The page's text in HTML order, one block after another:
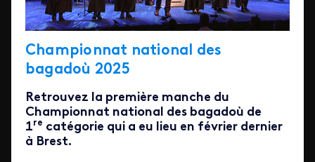
Championnat national des
bagadoù 2025
Retrouvez la première manche du
Championnat national des bagadoù de
1re catégorie qui a eu lieu en février dernier
à Brest.